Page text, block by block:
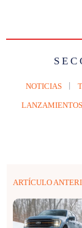
NOTICIAS
LANZAMIENTOS
ARTÍCULO